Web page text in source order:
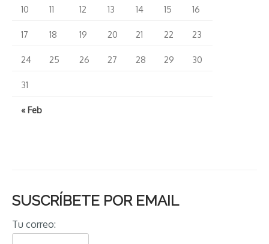
« Feb
10 11 12 13 14 15 16
17 18 19 20 21 22 23
24 25 26 27 28 29 30
31
SUSCRÍBETE POR EMAIL
Tu correo: